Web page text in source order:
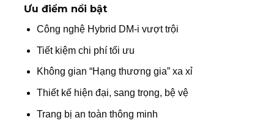
Ưu điểm nổi bật
Công nghệ Hybrid DM-i vượt trội
Tiết kiệm chi phí tối ưu
Không gian “Hạng thương gia” xa xỉ
Thiết kế hiện đại, sang trọng, bệ vệ
Trang bị an toàn thông minh